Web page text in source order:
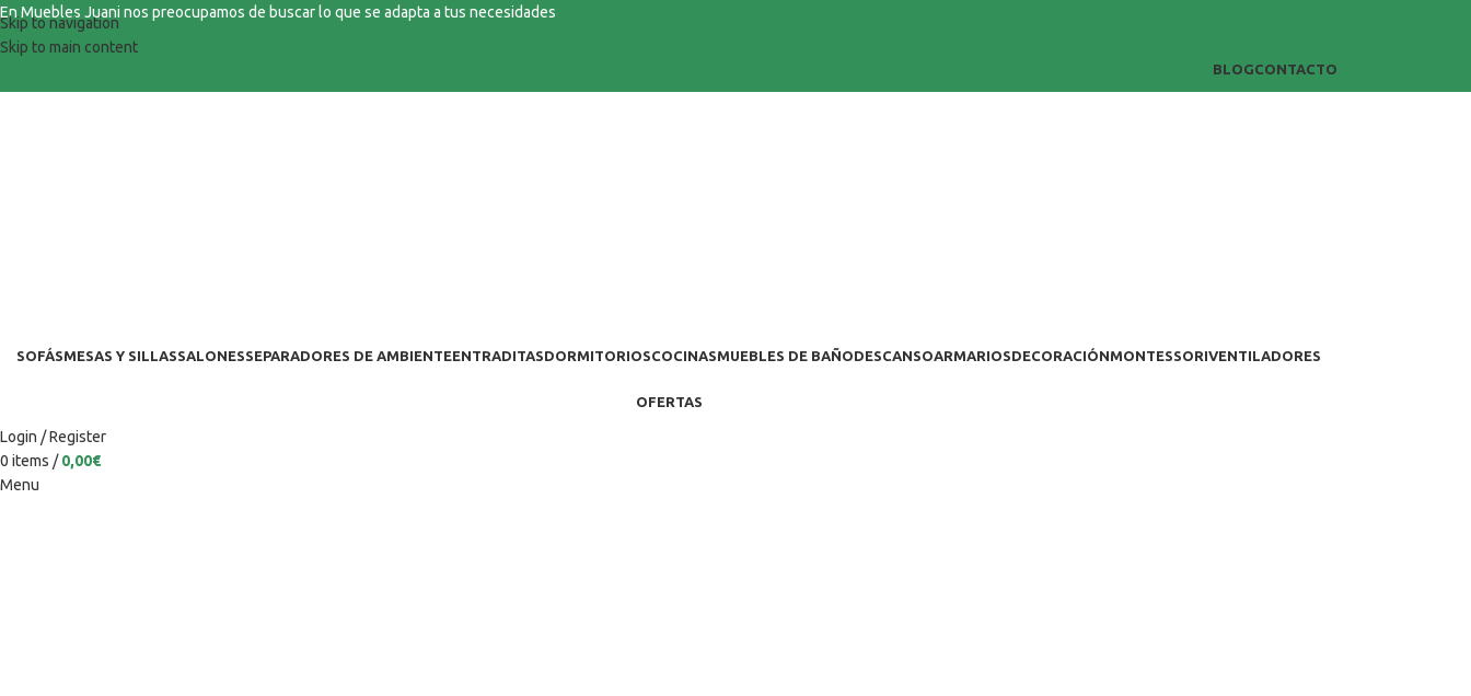
Skip to navigation
Skip to main content
En Muebles Juani nos preocupamos de buscar lo que se adapta a tus necesidades
BLOGCONTACTO
SOFÁSMESAS Y SILLASSALONESSEPARADORES DE AMBIENTEENTRADITASDORMITORIOSCOCINASMUEBLES DE BAÑODESCANSOARMARIOSDECORACIÓNMONTESSORIVENTILADORES
OFERTAS
Login / Register
0 items / 0,00€
Menu